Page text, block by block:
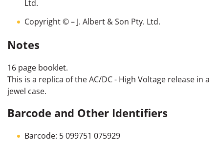
Ltd.
Copyright ©– J. Albert & Son Pty. Ltd.
Notes
16 page booklet.
This is a replica of the AC/DC - High Voltage release in a
jewel case.
Barcode and Other Identifiers
Barcode: 5 099751 075929